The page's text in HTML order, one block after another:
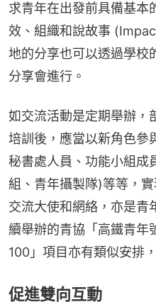
求青年在出發前具備基本
效、組織和說故事
地的分享也可以透過學校
分享會進行。
如交流活動是定期舉辦，
培訓後，應當以新角色參
秘書處人員、功能小組成
組、青年攝製隊)等等，
交流大使和網絡，亦是青
續舉辦的青協「高鐵青年
100」項目亦有類似安排
促進雙向互動